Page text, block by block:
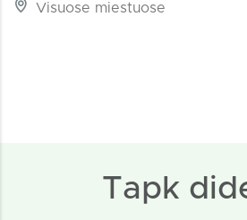
Visuose miestuose
Tapk